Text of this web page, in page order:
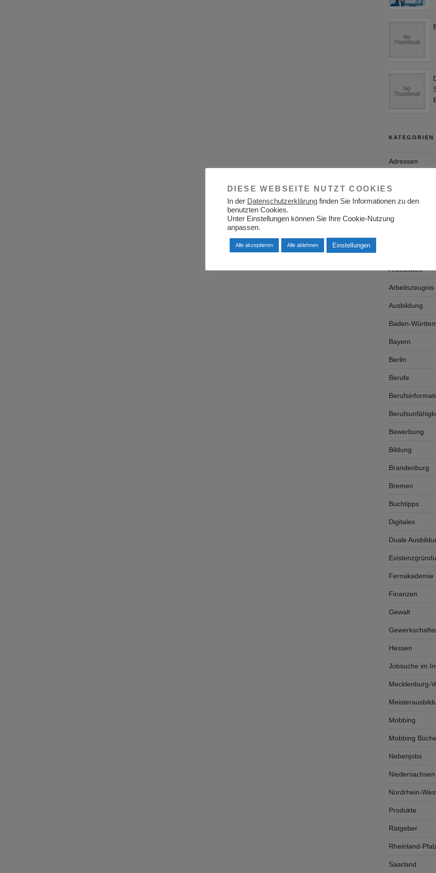
KATEGORIEN
Adressen
Allgemein
Arbeitswelt
Arbeitszeugnis
Ausbildung
Baden-
Bayern
Berlin
Berufe
Bewerbung
Bildung
Brandenburg
Bremen
Buchtipps
Digitales
Duale
Fernakademie
Finanzen
Gewalt
Hessen
Jobsuche im
Mecklenburg-
Mobbing
Mobbing
Nebenjobs
Niedersachsen
Nordrhein-
Produkte
Ratgeber
Rheinland-
Saarland
DIESE WEBSEITE NUTZT COOKIES
In der Datenschutzerklärung finden Sie Informationen zu den
benutzten Cookies.
Unter Einstellungen können Sie Ihre Cookie-Nutzung
anpassen.
Alle akzeptieren Alle ablehnen Einstellungen